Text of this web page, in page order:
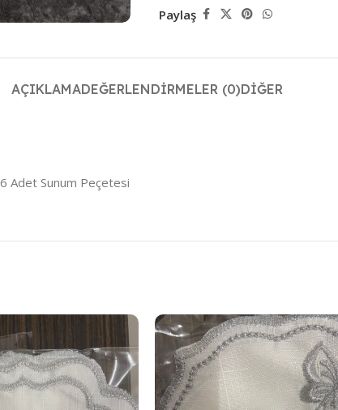
Paylaş
AÇIKLAMADEĞERLENDIRMELER (0)DIĞER
Adet Sunum Peçetesi